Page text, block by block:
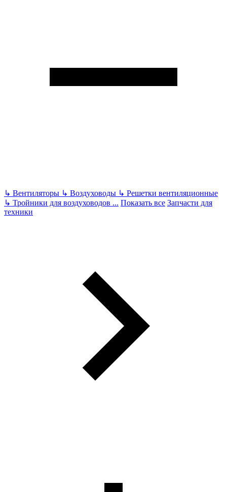
↳ Вентиляторы ↳ Воздуховоды ↳ Решетки вентиляционные
↳ Тройники для воздуховодов ... Показать все Запчасти для
техники